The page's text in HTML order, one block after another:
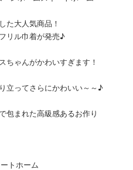
た大人気商品！
リル巾着が発売♪
ちゃんがかわいすぎます！
立ってさらにかわいい～～♪
包まれた高級感あるお作り
トホーム